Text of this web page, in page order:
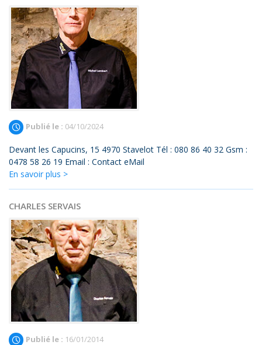
Publié le : 04/10/2024
Devant les Capucins, 15 4970 Stavelot Tél : 080 86 40 32 Gsm :
0478 58 26 19 Email : Contact eMail
En savoir plus >
CHARLES SERVAIS
Publié le : 16/01/2014